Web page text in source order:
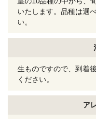
いたします。品種は選
い。
生ものですので、到着
ください。
ア